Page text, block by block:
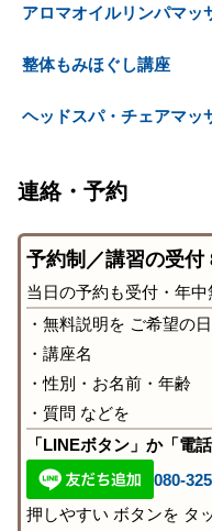
アロマオイルリンパマッ
整体もみほぐし講座
ヘッドスパ・チェアマッ
連絡・予約
予約制／講習の受付
当日の予約も受付・年中
・無料説明を ご希望の
・講座名
・性別・お名前・年齢
・質問 などを
「LINEボタン」か「電
080-
押しやすい ボタンを タ